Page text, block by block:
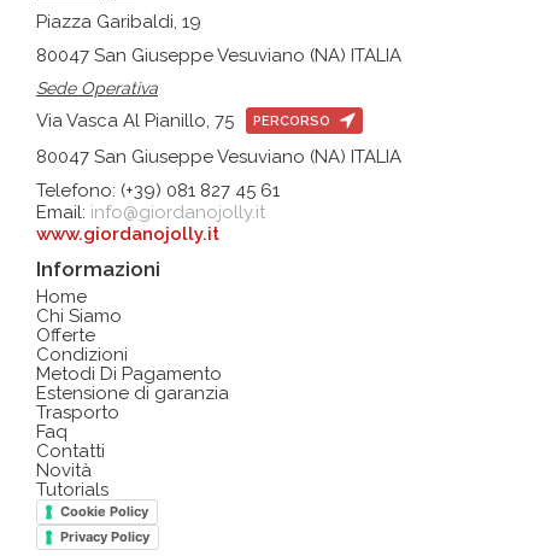
Piazza Garibaldi, 19
80047 San Giuseppe Vesuviano (NA) ITALIA
Sede Operativa
Via Vasca Al Pianillo, 75 PERCORSO
80047 San Giuseppe Vesuviano (NA) ITALIA
Telefono: (+39) 081 827 45 61
Email: info@giordanojolly.it
www.giordanojolly.it
Informazioni
Home
Chi Siamo
Offerte
Condizioni
Metodi Di Pagamento
Estensione di garanzia
Trasporto
Faq
Contatti
Novità
Tutorials
Cookie Policy
Privacy Policy